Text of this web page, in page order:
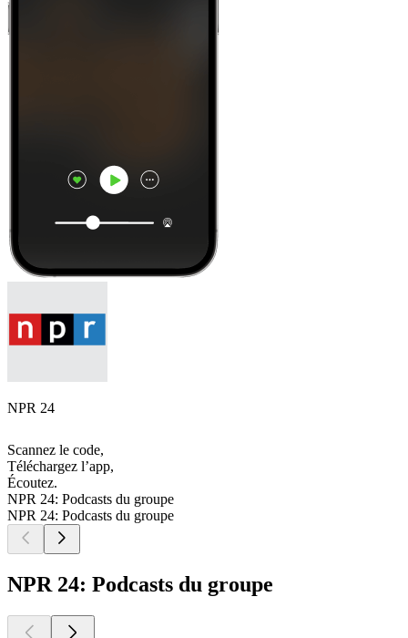
NPR 24
Scannez le code,
Téléchargez l’app,
Écoutez.
NPR 24: Podcasts du groupe
NPR 24: Podcasts du groupe
NPR 24: Podcasts du groupe